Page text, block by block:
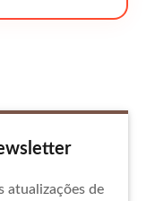
atualizações de